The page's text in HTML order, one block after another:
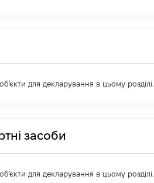
для декларування в цьому розділі.
засоби
для декларування в цьому розділі.